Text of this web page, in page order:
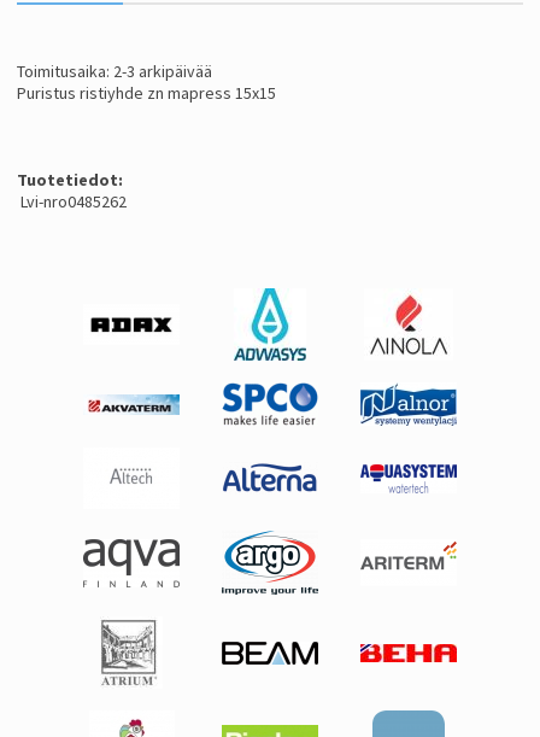
Toimitusaika: 2-3 arkipäivää
Puristus ristiyhde zn mapress 15x15
Tuotetiedot:
Lvi-nro0485262